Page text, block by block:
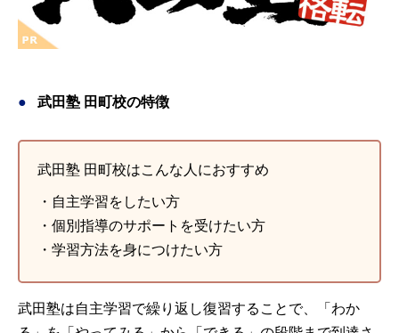
武田塾 田町校の特徴
武田塾 田町校はこんな人におすすめ
・自主学習をしたい方
・個別指導のサポートを受けたい方
・学習方法を身につけたい方
武田塾は自主学習で繰り返し復習することで、「わか